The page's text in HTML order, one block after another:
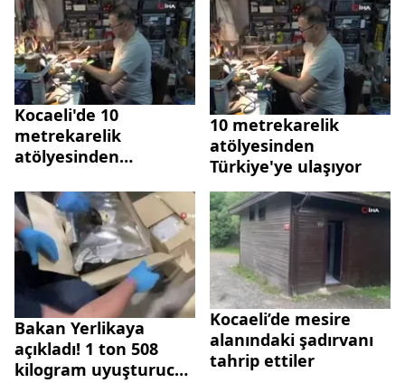
Kocaeli'de 10
metrekarelik
atölyesinden
10 metrekarelik
atölyesinden
Türkiye'ye ulaşıyor
Bakan Yerlikaya
açıkladı! 1 ton 508
kilogram uyuşturucu
Kocaeli’de mesire
alanındaki şadırvanı
tahrip ettiler